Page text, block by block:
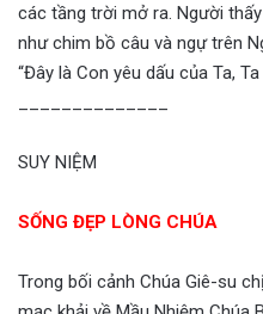
các tầng trời mở ra. Người
như chim bồ câu và ngự trên
“Đây là Con yêu dấu của Ta,
SUY NIỆM
SỐNG ĐẸP LÒNG CHÚA
Trong bối cảnh Chúa Giê-su